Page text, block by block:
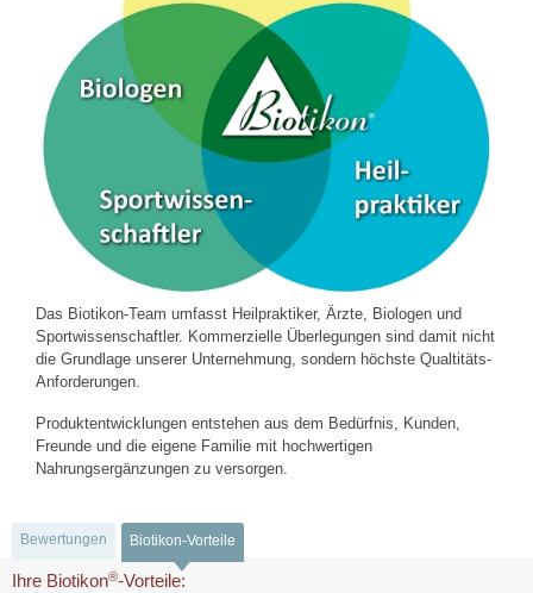
Das Biotikon-Team umfasst Heilpraktiker, Ärzte, Biologen und
Sportwissenschaftler. Kommerzielle Überlegungen sind damit nicht
die Grundlage unserer Unternehmung, sondern höchste Qualtitäts-
Anforderungen.
Produktentwicklungen entstehen aus dem Bedürfnis, Kunden,
Freunde und die eigene Familie mit hochwertigen
Nahrungsergänzungen zu versorgen.
Bewertungen Biotikon-Vorteile
Ihre Biotikon®-Vorteile: